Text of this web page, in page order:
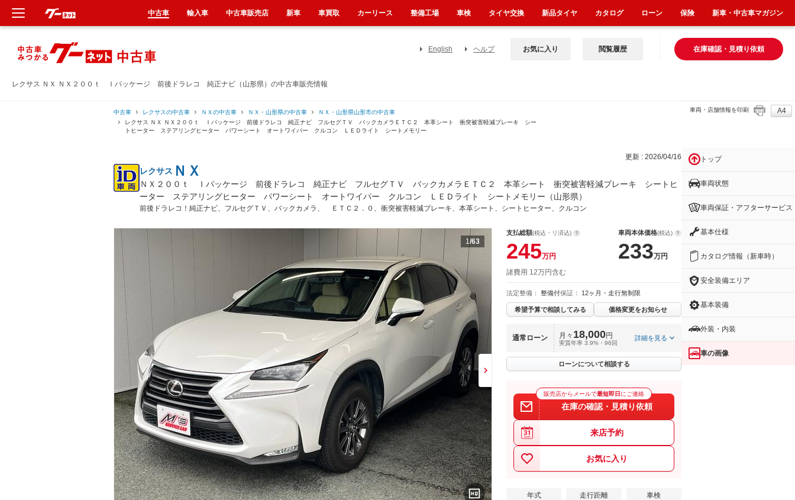
レクサス ＮＸ ＮＸ２００ｔ Ｉパッケージ 前後ドラレコ 純正ナビ（山形県）の中古車販売情報
English ヘルプ 在庫確認・見積り依頼
お気に入り 閲覧履歴
中古車 レクサスの中古車 ＮＸの中古車 ＮＸ・山形県の中古車
ＮＸ・山形県山形市の中古車
レクサス ＮＸ ＮＸ２００ｔ Ｉパッケージ 前後ドラレコ 純正ナビ フルセグＴＶ バックカメラＥＴＣ２ 本革シート 衝突被害軽減ブレーキ シー
トヒーター ステアリングヒーター パワーシート オートワイパー クルコン ＬＥＤライト シートメモリー
車両・店舗情報を印刷 A4
更新 : 2026/04/16
レクサス ＮＸ
ＮＸ２００ｔ Ｉパッケージ 前後ドラレコ 純正ナビ フルセグＴＶ バックカメラＥＴＣ２ 本革シート 衝突被害軽減ブレーキ シートヒ
ーター ステアリングヒーター パワーシート オートワイパー クルコン ＬＥＤライト シートメモリー（山形県）
前後ドラレコ！純正ナビ、フルセグＴＶ、バックカメラ、 ＥＴＣ２．０、衝突被害軽減ブレーキ、本革シート、シートヒーター、クルコン
1/63
支払総額(税込・リ済込)
245万円
車両本体価格(税込)
233万円
諸費用 12万円含む
法定整備： 整備付保証： 12ヶ月・走行無制限
希望予算で相談してみる 価格変更をお知らせ
通常ローン 月々 18,000円
実質年率 3.9%・96回
詳細を見る
ローンについて相談する
販売店からメールで最短即日 にご連絡
在庫の確認・見積り依頼
来店予約
お気に入り
年式 走行距離 車検
トップ
車両状態
車両保証・アフターサービス
基本仕様
カタログ情報（新車時）
安全装備エリア
基本装備
外装・内装
車の画像
中古車 輸入車 中古車販売店 新車 車買取 カーリース 整備工場 車検 タイヤ交換 新品タイヤ カタログ ローン 保険 新車・中古車マガジン
新車
中古車